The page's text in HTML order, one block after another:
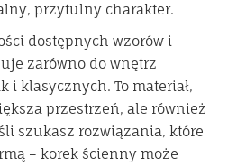
przytulny charakter.
dostępnych wzorów i
zarówno do wnętrz
i klasycznych. To materiał,
przestrzeń, ale również
szukasz rozwiązania, które
– korek ścienny może